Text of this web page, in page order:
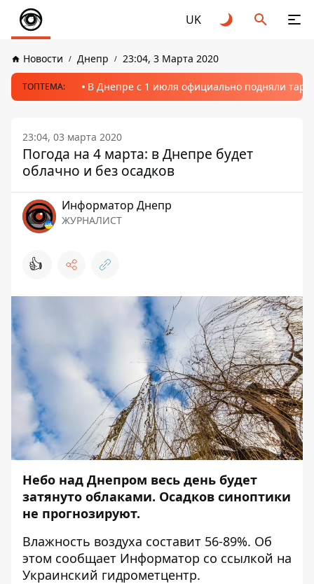
UK
Новости Днепр 23:04, 3 Марта 2020
ТОПТЕМА: В Днепре с 1 июля официально подняли
23:04, 03 марта 2020
Погода на 4 марта: в Днепре будет
облачно и без осадков
Информатор Днепр
ЖУРНАЛИСТ
👍
Небо над Днепром весь день будет
затянуто облаками. Осадков синоптики
не прогнозируют.
Влажность воздуха составит 56-89%. Об
этом сообщает Информатор со ссылкой на
Украинский гидрометцентр.